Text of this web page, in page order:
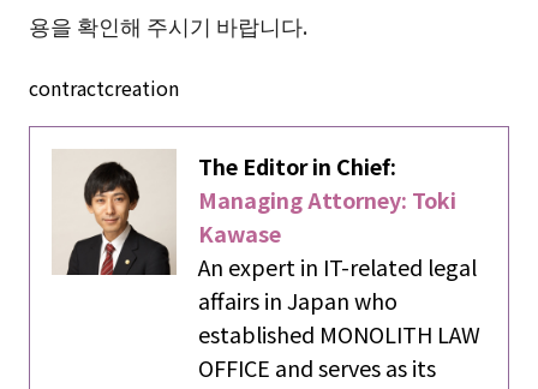
용을 확인해 주시기 바랍니다.
contractcreation
The Editor in Chief:
Managing Attorney: Toki
Kawase
An expert in IT-related legal
affairs in Japan who
established MONOLITH LAW
OFFICE and serves as its